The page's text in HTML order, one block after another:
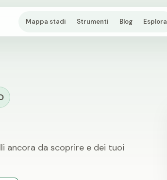
Mappa stadi Strumenti Blog Esplora
ancora da scoprire e dei tuoi